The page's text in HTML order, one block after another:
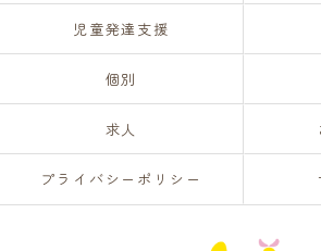
児童発達支援
個別
求人
プライバシーポリシー